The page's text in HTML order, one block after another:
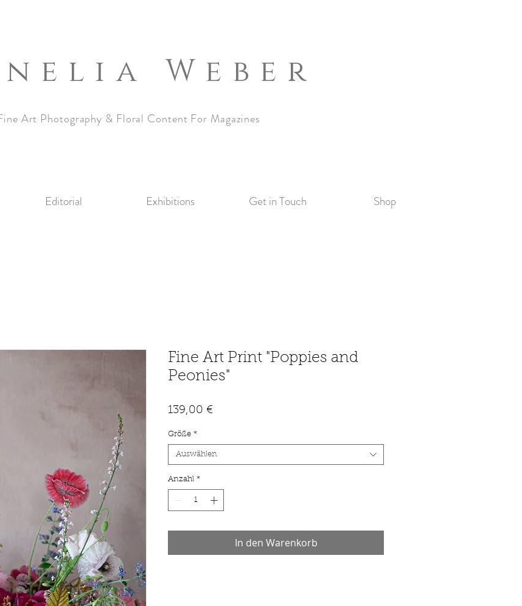
Weber
Art Photography & Floral Content For Magazines
Editorial Exhibitions Get in Touch Shop
Fine Art Print "Poppies and
Peonies"
139,00 €Preis
Größe *
Auswählen
Anzahl *
In den Warenkorb